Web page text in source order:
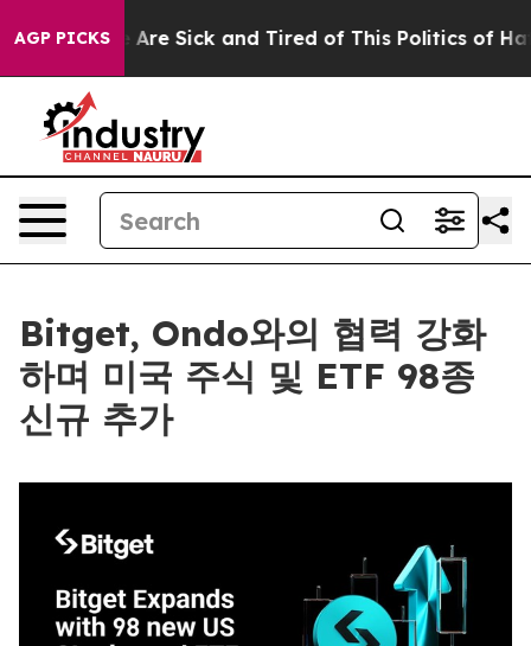
AGP PICKSAre Sick and Tired of This Politics of Hatred”
Bitget, Ondo와의 협력 강화
하며 미국 주식 및 ETF 98종
신규 추가